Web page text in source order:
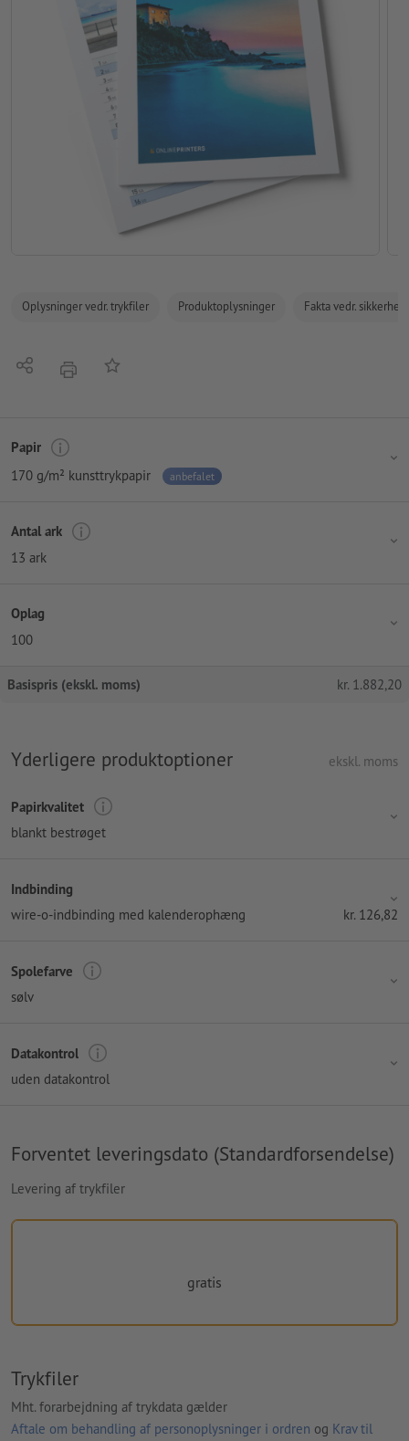
Oplysninger vedr. trykfiler Produktoplysninger Fakta vedr.
Del tryk Tilføj til huskelisten
Papir
170 g/m² kunsttrykpapir
anbefalet
Antal ark
13 ark
Oplag
100
Basispris (ekskl. moms) kr. 1.882,20
Yderligere produktoptioner ekskl. moms
Papirkvalitet
blankt bestrøget
Indbinding
wire-o-indbinding med kalenderophæng
kr. 126,82
Spolefarve
sølv
Datakontrol
uden datakontrol
Forventet leveringsdato (Standardforsendelse)
Levering af trykfiler
gratis
Trykfiler
Mht. forarbejdning af trykdata gælder
Aftale om behandling af personoplysninger i ordren og Krav til